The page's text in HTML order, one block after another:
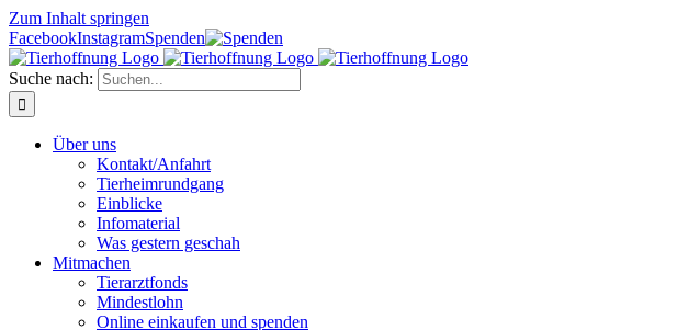
Zum Inhalt springen
FacebookInstagramSpenden
Suche nach:
Über uns
Kontakt/Anfahrt
Tierheimrundgang
Einblicke
Infomaterial
Was gestern geschah
Mitmachen
Tierarztfonds
Mindestlohn
Online einkaufen und spenden